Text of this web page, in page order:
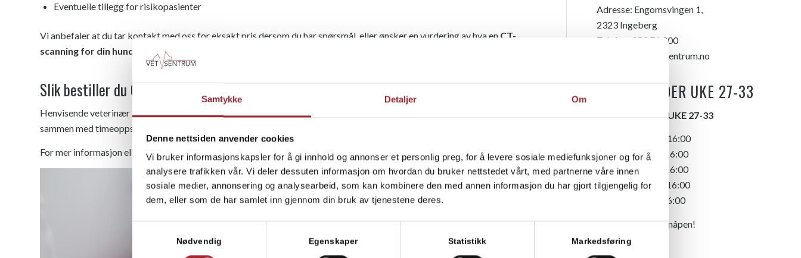
Samtykke Detaljer Om
Denne nettsiden anvender cookies
Vi bruker informasjonskapsler for å gi innhold og annonser et personlig preg, for å levere sosiale mediefunksjoner og for å
analysere trafikken vår. Vi deler dessuten informasjon om hvordan du bruker nettstedet vårt, med partnerne våre innen
sosiale medier, annonsering og analysearbeid, som kan kombinere den med annen informasjon du har gjort tilgjengelig for
dem, eller som de har samlet inn gjennom din bruk av tjenestene deres.
Nødvendig Egenskaper Statistikk Markedsføring
Eventuelle tillegg for risikopasienter
Vi anbefaler at du tar kontakt med oss for eksakt pris dersom du har spørsmål, eller ønsker en vurdering av hva en CT-
scanning for din hund, katt eller annet dyr
Slik bestiller du CT-scanning
Henvisende veterinær kan fylle ut vårt henvisningsskjema og samtidig be oss sende prisinformasjon direkte til dyreeier
sammen med timeoppsett.
For mer informasjon eller prisforespørsel: 📞 Ta kontakt med oss her
Adresse: Engomsvingen 1,
2323 Ingeberg
Telefon:
959 76 000
info@vetsentrum.no
ÅPNINGSTIDER UKE 27-33
ÅPNINGSTIDER UKE 27-33
Mandag – 08:00-16:00
Tirsdag – 08:00-16:00
Onsdag – 08:00-16:00
Torsdag – 08:00-16:00
Fredag – 08:00-16:00
Dyrlegevakt: døgnåpen!